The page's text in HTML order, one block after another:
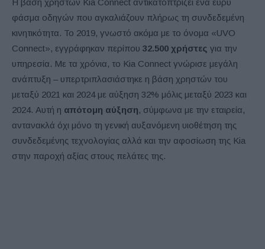
φάσμα οδηγών που αγκαλιάζουν πλήρως τη συνδεδεμένη
κινητικότητα. Το 2019, γνωστό ακόμα με το όνομα «UVO
Connect», εγγράφηκαν περίπου 32.500 χρήστες για την
υπηρεσία. Με τα χρόνια, το Kia Connect γνώρισε μεγάλη
ανάπτυξη – υπερτριπλασιάστηκε η βάση χρηστών του
μεταξύ 2021 και 2024 με αύξηση 32% μόλις μεταξύ 2023 και
2024. Αυτή η απότομη αύξηση, σύμφωνα με την εταιρεία,
αντανακλά όχι μόνο τη γενική αυξανόμενη υιοθέτηση της
συνδεδεμένης τεχνολογίας αλλά και την αφοσίωση της Kia
στην παροχή αξίας στους πελάτες της.